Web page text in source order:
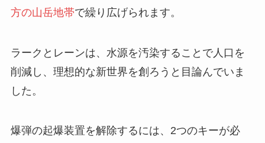
方の山岳地帯で繰り広げられます。
ラークとレーンは、水源を汚染することで人口を
削減し、理想的な新世界を創ろうと目論んでいま
した。
爆弾の起爆装置を解除するには、2つのキーが必